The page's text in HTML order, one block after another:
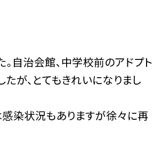
自治会館、中学校前のアドプト
が、とてもきれいになりまし
染状況もありますが徐々に再